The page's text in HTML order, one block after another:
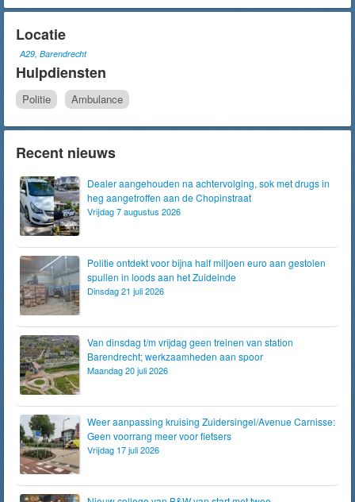
Locatie
A29, Barendrecht
Hulpdiensten
Politie Ambulance
Recent nieuws
Dealer aangehouden na achtervolging, sok met drugs in
heg aangetroffen aan de Chopinstraat
Vrijdag 7 augustus 2026
Politie ontdekt voor bijna half miljoen euro aan gestolen
spullen in loods aan het Zuideinde
Dinsdag 21 juli 2026
Van dinsdag t/m vrijdag geen treinen van station
Barendrecht; werkzaamheden aan spoor
Maandag 20 juli 2026
Weer aanpassing kruising Zuidersingel/Avenue Carnisse:
Geen voorrang meer voor fietsers
Vrijdag 17 juli 2026